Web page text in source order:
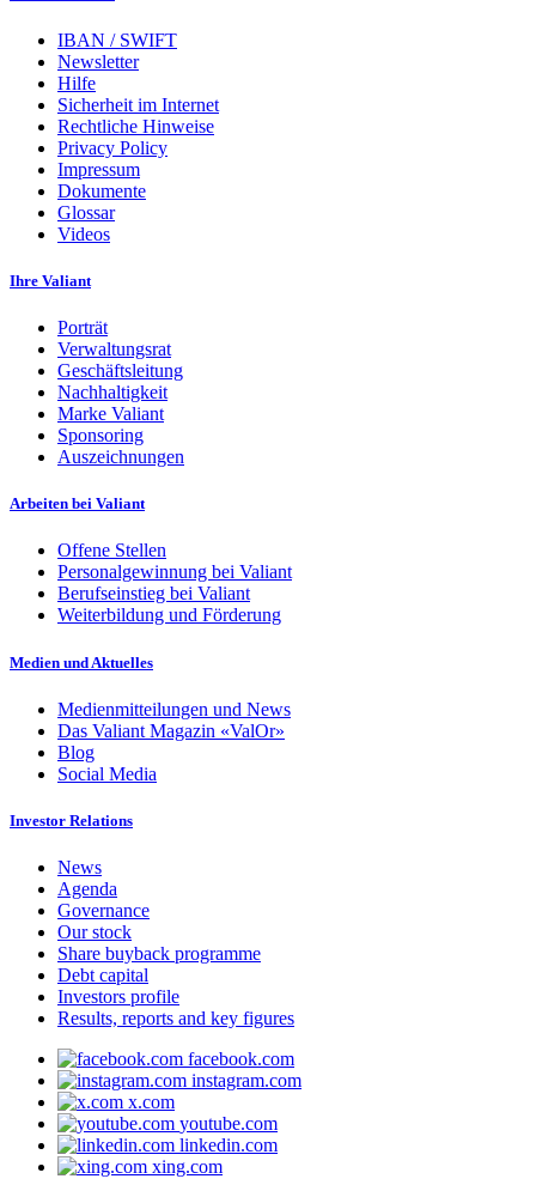
IBAN / SWIFT
Newsletter
Hilfe
Sicherheit im Internet
Rechtliche Hinweise
Privacy Policy
Impressum
Dokumente
Glossar
Videos
Ihre Valiant
Porträt
Verwaltungsrat
Geschäftsleitung
Nachhaltigkeit
Marke Valiant
Sponsoring
Auszeichnungen
Arbeiten bei Valiant
Offene Stellen
Personalgewinnung bei Valiant
Berufseinstieg bei Valiant
Weiterbildung und Förderung
Medien und Aktuelles
Medienmitteilungen und News
Das Valiant Magazin «ValOr»
Blog
Social Media
Investor Relations
News
Agenda
Governance
Our stock
Share buyback programme
Debt capital
Investors profile
Results, reports and key figures
facebook.com
instagram.com
x.com
youtube.com
linkedin.com
xing.com